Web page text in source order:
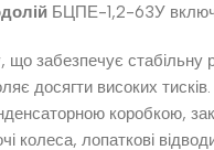
БЦПЕ-1,2-63У
що забезпечує стабільну
досягти високих тисків.
коробкою,
колеса, лопаткові